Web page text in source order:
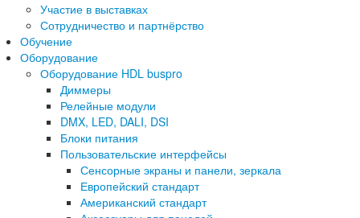
Участие в выставках
Сотрудничество и партнёрство
Обучение
Оборудование
Оборудование HDL buspro
Диммеры
Релейные модули
DMX, LED, DALI, DSI
Блоки питания
Пользовательские интерфейсы
Сенсорные экраны и панели, зеркала
Европейский стандарт
Американский стандарт